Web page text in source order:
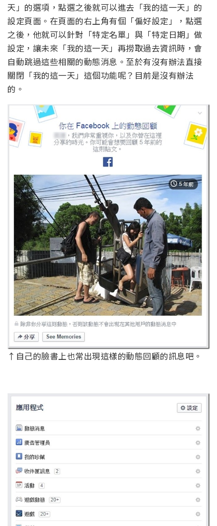
天」的選項，點選之後就可以進去「我的這一天」的
設定頁面。在頁面的右上角有個「偏好設定」，點選
之後，他就可以針對「特定名單」與「特定日期」做
設定，讓未來「我的這一天」再撈取過去資訊時，會
自動跳過這些相關的動態消息。至於有沒有辦法直接
關閉「我的這一天」這個功能呢？目前是沒有辦法
的。
↑自己的臉書上也常出現這樣的動態回顧的訊息吧。